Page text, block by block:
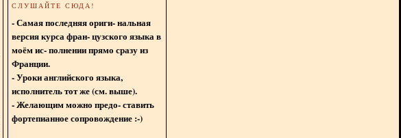
СЛУШАЙТЕ СЮДА!
- Самая последняя ориги- нальная
версия курса фран- цузского языка в
моём ис- полнении прямо сразу из
Франции.
- Уроки английского языка,
исполнитель тот же (см. выше).
- Желающим можно предо- ставить
фортепианное сопровождение :-)